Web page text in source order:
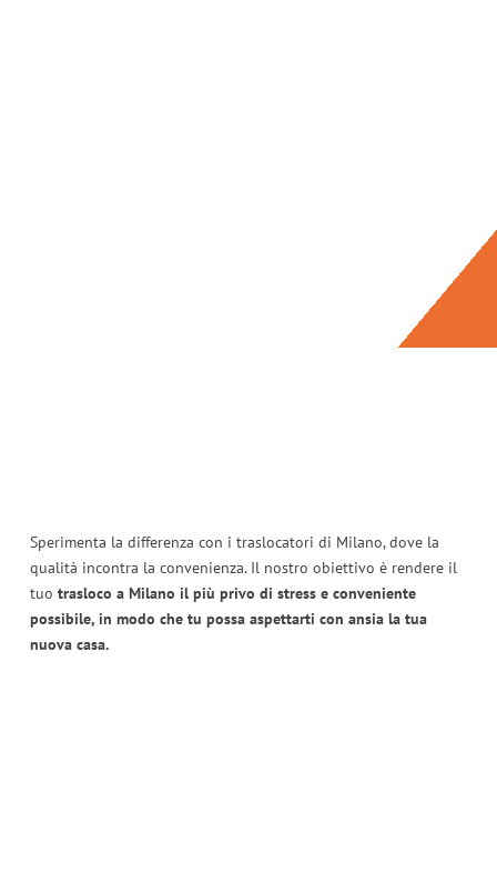
Sperimenta la differenza con i traslocatori di Milano, dove la
qualità incontra la convenienza. Il nostro obiettivo è rendere il
tuo trasloco a Milano il più privo di stress e conveniente
possibile, in modo che tu possa aspettarti con ansia la tua
nuova casa.